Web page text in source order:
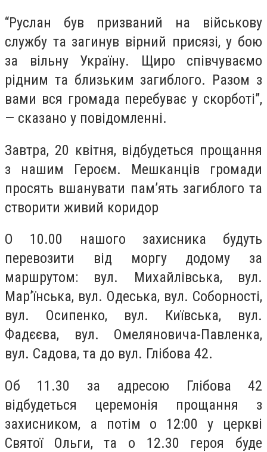
“Руслан був призваний на військову
службу та загинув вірний присязі, у бою
за вільну Україну. Щиро співчуваємо
рідним та близьким загиблого. Разом з
вами вся громада перебуває у скорботі”,
— сказано у повідомленні.
Завтра, 20 квітня, відбудеться прощання
з нашим Героєм. Мешканців громади
просять вшанувати пам’ять загиблого та
створити живий коридор
О 10.00 нашого захисника будуть
перевозити від моргу додому за
маршрутом: вул. Михайлівська, вул.
Мар’їнська, вул. Одеська, вул. Соборності,
вул. Осипенко, вул. Київська, вул.
Фадєєва, вул. Омеляновича-Павленка,
вул. Садова, та до вул. Глібова 42.
Об 11.30 за адресою Глібова 42
відбудеться церемонія прощання з
захисником, а потім о 12:00 у церкві
Святої Ольги, та о 12.30 героя буде